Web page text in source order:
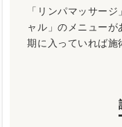
「リンパマッサー
ャル」のメニュー
期に入っていれば施